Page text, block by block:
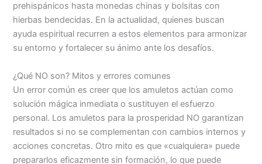
prehispánicos hasta monedas chinas y bolsitas con
hierbas bendecidas. En la actualidad, quienes buscan
ayuda espiritual recurren a estos elementos para armonizar
su entorno y fortalecer su ánimo ante los desafíos.
¿Qué NO son? Mitos y errores comunes
Un error común es creer que los amuletos actúan como
solución mágica inmediata o sustituyen el esfuerzo
personal. Los amuletos para la prosperidad NO garantizan
resultados si no se complementan con cambios internos y
acciones concretas. Otro mito es que «cualquiera» puede
prepararlos eficazmente sin formación, lo que puede